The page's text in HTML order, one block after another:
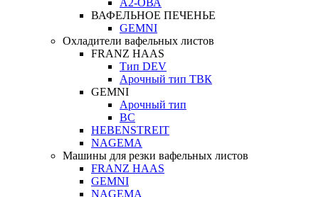
А2-ОВА
ВАФЕЛЬНОЕ ПЕЧЕНЬЕ
GEMNI
Охладители вафельных листов
FRANZ HAAS
Тип DEV
Арочный тип ТВК
GEMNI
Арочный тип
ВС
HEBENSTREIT
NAGEMA
Машины для резки вафельных листов
FRANZ HAAS
GEMNI
NAGEMA